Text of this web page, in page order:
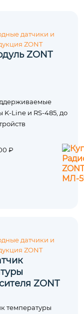
ZONT
K-Line и RS-485, до
₽
ZONT
температуры